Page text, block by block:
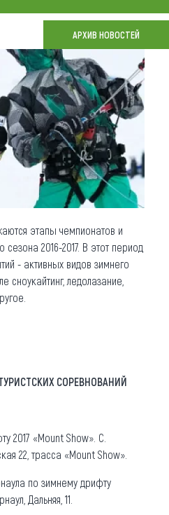
АРХИВ НОВОСТЕЙ
этапы чемпионатов и
сезона 2016-2017. В этот период
- активных видов зимнего
сноукайтинг, ледолазание,
СОРЕВНОВАНИЙ
2017 «Mount Show». С.
22, трасса «Mount Show».
по зимнему дрифту
Дальняя, 11.